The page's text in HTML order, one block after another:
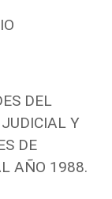
DEL
Y
DE
AÑO 1988.